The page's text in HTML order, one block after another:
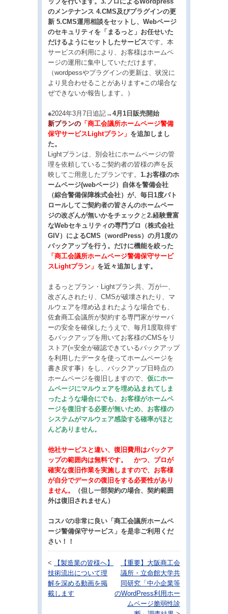
ップを行います。3.プロによるWordpress
のメンテナンス 4.CMS及びプラグインの更
新 5.CMS運用相談をセットし、Webページ
のセキュリティを「まるっと」お任せいた
だけるようにセットしたサービスです。本
サービスの利用により、お客様はホームペ
ージの運用に集中していただけます。
（wordpessやプラグインの更新は、状況に
より見合わせることがあります※この場合な
ぜできないか報告します。）
※2024年3月7日追記→4月1日販売開始
新プランの 「商工会議所ホームページ警備
保守サービスLightプラン」 を追加しまし
た。
Lightプランは、別会社にホームページの管
理を依頼しているご契約者の皆様の声を反
映してご用意したプランです。1.お客様のホ
ームページ(webページ）自体を警備会社
（綜合警備保障株式会社）が、毎日1度パト
ロールしてご契約者の皆さんのホームペー
ジの改ざんが無いかをチェック と2.経験豊富
なWebセキュリティの専門プロ（株式会社
GIV）によるCMS（wordPress）の月1度の
バックアップを行う。だけに機能を絞った
「商工会議所ホームページ警備保守サービ
スLightプラン」 を近々追加します。
まるっとプラン・Lightプラン共、万が一、
改ざんされたり、CMSが破壊されたり、マ
ルウェアを埋め込まれたような場合でも、
佐倉商工会議所が契約する専門家がサーバ
ーの安全を確保したうえで、毎月1度取得す
るバックアップを用いてお客様のCMSをリ
ストア(=安全が確認できているバックアップ
を利用したデータを使ってホームページを
書き戻す事）をし、バックアップ日時点の
ホームページを復旧しますので、仮にホー
ムページにマルウェアを埋め込まれてしま
ったような場合にでも、お客様がホームペ
ージを復旧する必要が無いため、お客様の
システムがマルウェア感染する確率がほと
んどありません。
他社サービスと違い、復旧費用はバックア
ップの範囲内は無料です。 かつ、プロが
確実な復旧作業を実施しますので、お客様
が自分でデータの復旧をする必要性があり
ません。
（但し一部契約の場合、契約範囲
外は復旧されません）
コスパの非常に良い「商工会議所ホームペ
ージ警備保守サービス」を是非ご利用くだ
さい！！
<
【製造業の皆様へ】
技術流出について理
解を深める動画を掲
載します
【重要】大阪商工会
議所・立命館大学共
同研究「中小企業等
のWordPress利用ホー
ムページ脆弱性診